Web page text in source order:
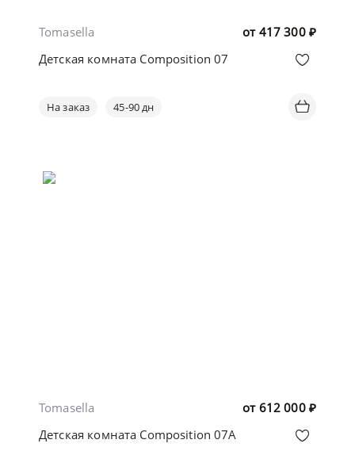
от 417 300 ₽
Tomasella
Детская комната Composition 07
На заказ 45-90 дн
от 612 000 ₽
Tomasella
Детская комната Composition 07A